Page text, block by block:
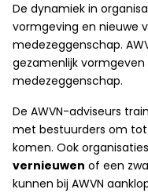
De dynamiek in
vormgeving en nieuwe
medezeggenschap.
gezamenlijk
medezeggenschap.
De AWVN-adviseurs
met bestuurders om tot
komen. Ook
vernieuwen of een
kunnen bij AWVN